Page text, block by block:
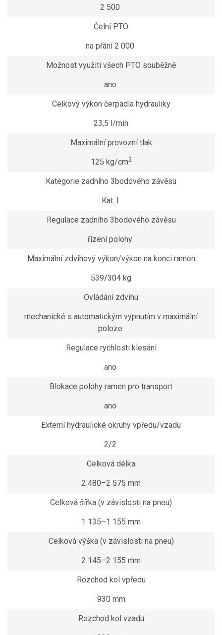
2 500
Čelní PTO
na přání 2 000
Možnost využití všech PTO souběžně
ano
Celkový výkon čerpadla hydrauliky
23,5 l/min
Maximální provozní tlak
125 kg/cm2
Kategorie zadního 3bodového závěsu
Kat. I
Regulace zadního 3bodového závěsu
řízení polohy
Maximální zdvihový výkon/výkon na konci ramen
539/304 kg
Ovládání zdvihu
mechanické s automatickým vypnutím v maximální
poloze
Regulace rychlosti klesání
ano
Blokace polohy ramen pro transport
ano
Externí hydraulické okruhy vpředu/vzadu
2/2
Celková délka
2 480–2 575 mm
Celková šířka (v závislosti na pneu)
1 135–1 155 mm
Celková výška (v závislosti na pneu)
2 145–2 155 mm
Rozchod kol vpředu
930 mm
Rozchod kol vzadu